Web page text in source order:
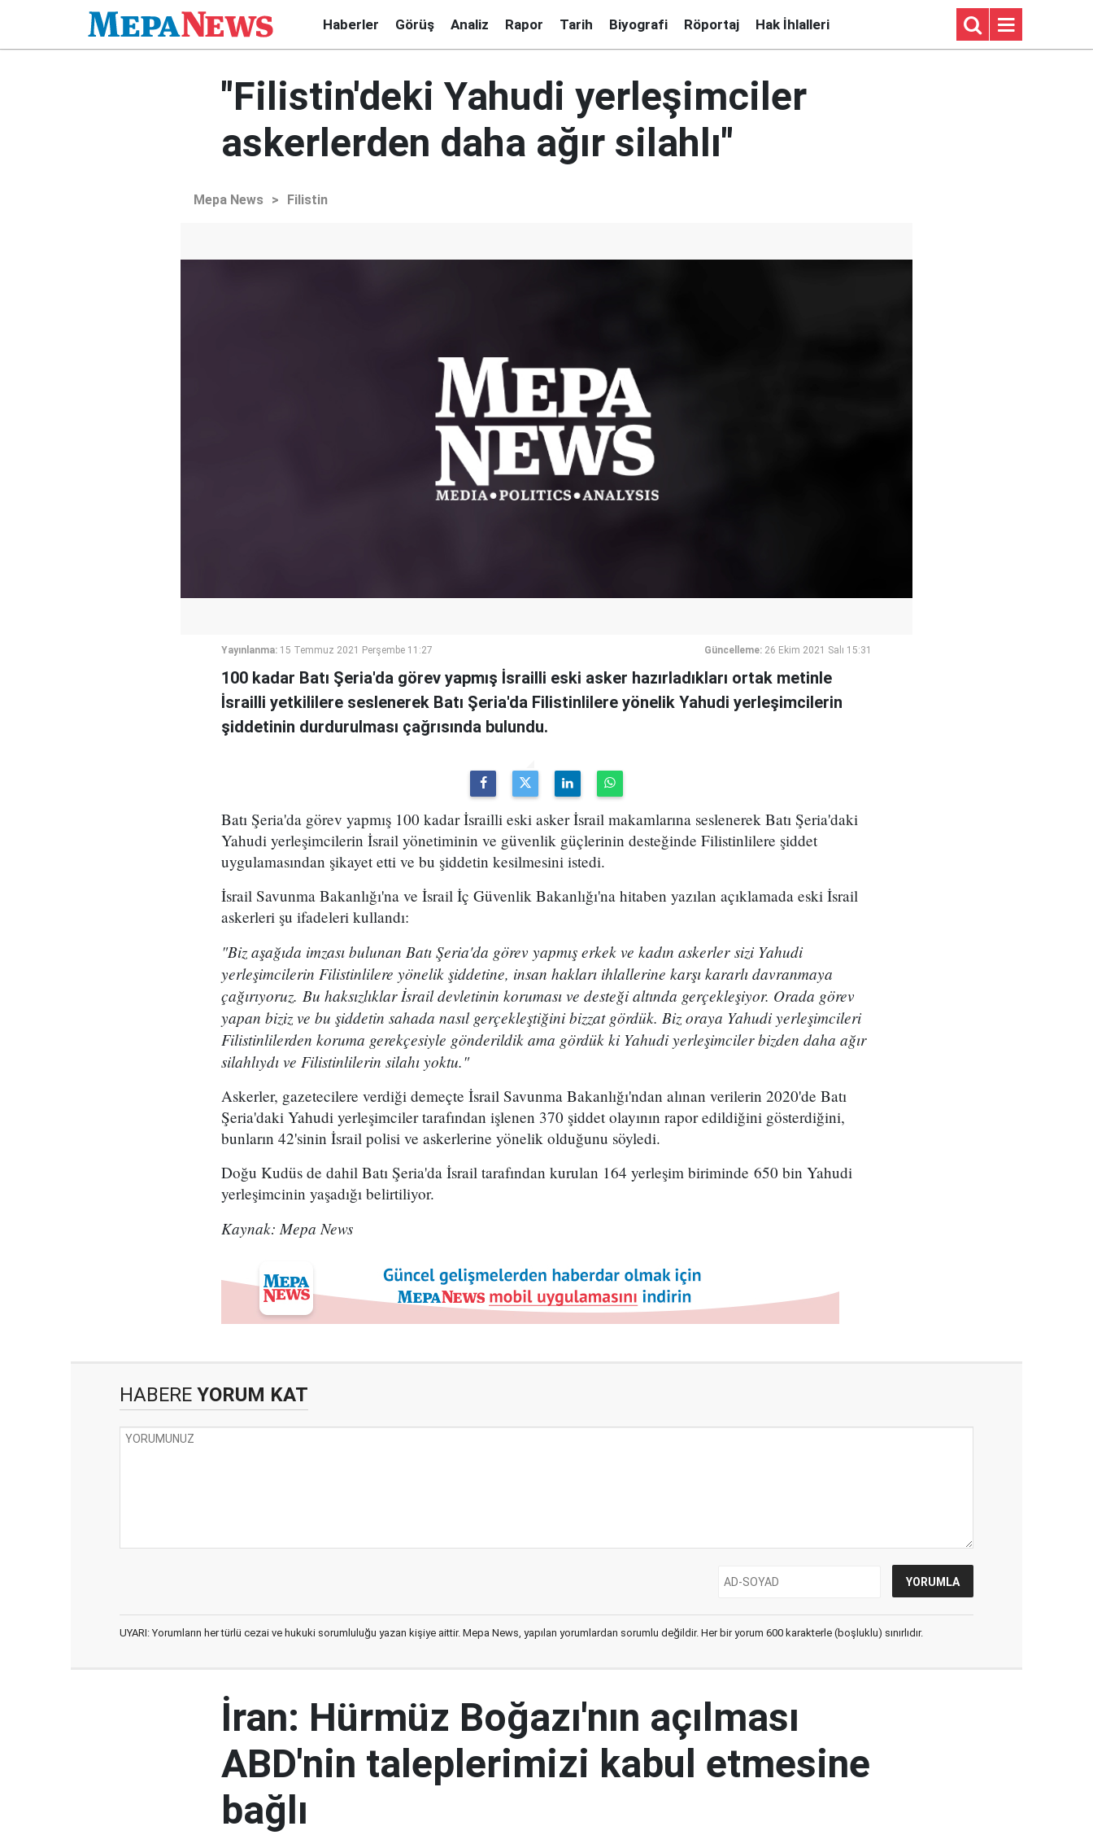
Haberler Görüş Analiz Rapor Tarih Biyografi Röportaj Hak İhlalleri
"Filistin'deki Yahudi yerleşimciler
askerlerden daha ağır silahlı"
Mepa News > Filistin
Yayınlanma: 15 Temmuz 2021 Perşembe 11:27 Güncelleme: 26 Ekim 2021 Salı 15:31
100 kadar Batı Şeria'da görev yapmış İsrailli eski asker hazırladıkları ortak metinle
İsrailli yetkililere seslenerek Batı Şeria'da Filistinlilere yönelik Yahudi yerleşimcilerin
şiddetinin durdurulması çağrısında bulundu.
Batı Şeria'da görev yapmış 100 kadar İsrailli eski asker İsrail makamlarına seslenerek Batı Şeria'daki
Yahudi yerleşimcilerin İsrail yönetiminin ve güvenlik güçlerinin desteğinde Filistinlilere şiddet
uygulamasından şikayet etti ve bu şiddetin kesilmesini istedi.
İsrail Savunma Bakanlığı'na ve İsrail İç Güvenlik Bakanlığı'na hitaben yazılan açıklamada eski İsrail
askerleri şu ifadeleri kullandı:
"Biz aşağıda imzası bulunan Batı Şeria'da görev yapmış erkek ve kadın askerler sizi Yahudi
yerleşimcilerin Filistinlilere yönelik şiddetine, insan hakları ihlallerine karşı kararlı davranmaya
çağırıyoruz. Bu haksızlıklar İsrail devletinin koruması ve desteği altında gerçekleşiyor. Orada görev
yapan biziz ve bu şiddetin sahada nasıl gerçekleştiğini bizzat gördük. Biz oraya Yahudi yerleşimcileri
Filistinlilerden koruma gerekçesiyle gönderildik ama gördük ki Yahudi yerleşimciler bizden daha ağır
silahlıydı ve Filistinlilerin silahı yoktu."
Askerler, gazetecilere verdiği demeçte İsrail Savunma Bakanlığı'ndan alınan verilerin 2020'de Batı
Şeria'daki Yahudi yerleşimciler tarafından işlenen 370 şiddet olayının rapor edildiğini gösterdiğini,
bunların 42'sinin İsrail polisi ve askerlerine yönelik olduğunu söyledi.
Doğu Kudüs de dahil Batı Şeria'da İsrail tarafından kurulan 164 yerleşim biriminde 650 bin Yahudi
yerleşimcinin yaşadığı belirtiliyor.
Kaynak: Mepa News
HABERE YORUM KAT
UYARI: Yorumların her türlü cezai ve hukuki sorumluluğu yazan kişiye aittir. Mepa News, yapılan yorumlardan sorumlu değildir. Her bir yorum 600 karakterle (boşluklu) sınırlıdır.
İran: Hürmüz Boğazı'nın açılması
ABD'nin taleplerimizi kabul etmesine
bağlı